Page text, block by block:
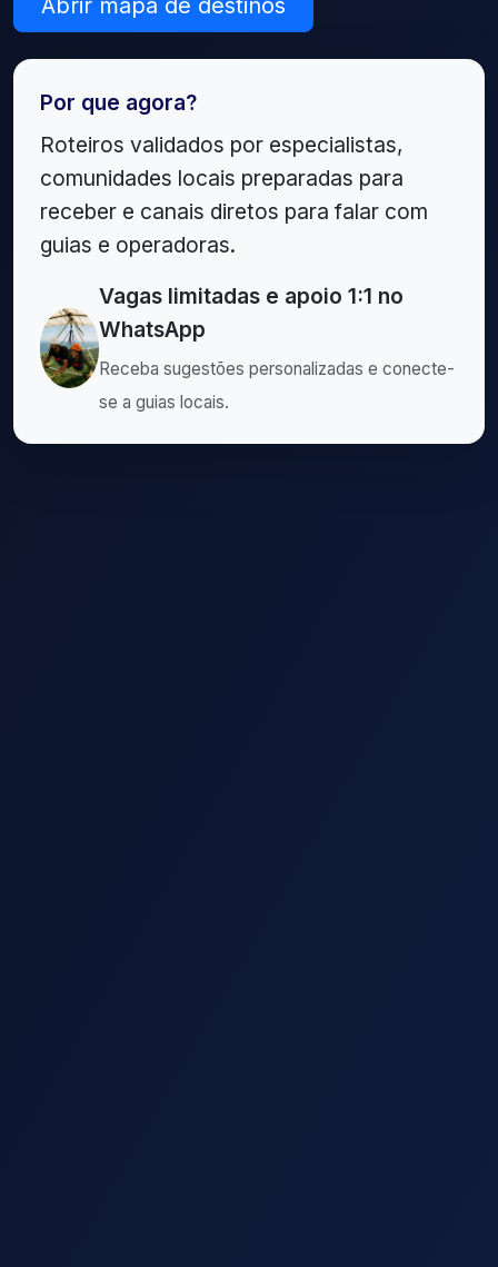
Abrir mapa de destinos
Por que agora?
Roteiros validados por especialistas,
comunidades locais preparadas para
receber e canais diretos para falar com
guias e operadoras.
Vagas limitadas e apoio 1:1 no
WhatsApp
Receba sugestões personalizadas e conecte-
se a guias locais.